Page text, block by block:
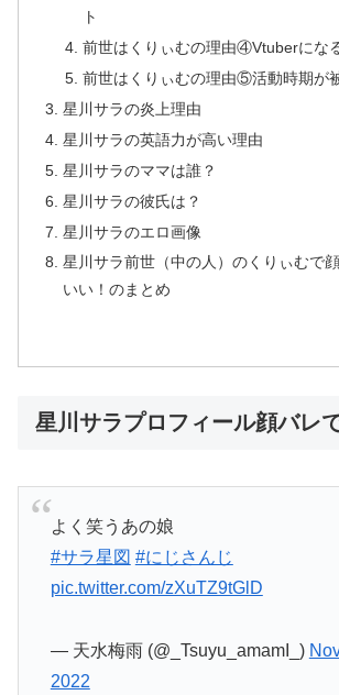
ト
前世はくりぃむの理由④Vtuberにな
前世はくりぃむの理由⑤活動時期が
星川サラの炎上理由
星川サラの英語力が高い理由
星川サラのママは誰？
星川サラの彼氏は？
星川サラのエロ画像
星川サラ前世（中の人）のくりぃむで
いい！のまとめ
星川サラプロフィール顔バレ
よく笑うあの娘
#サラ星図 #にじさんじ
pic.twitter.com/zXuTZ9tGlD
— 天水梅雨 (@_Tsuyu_amamI_)
2022